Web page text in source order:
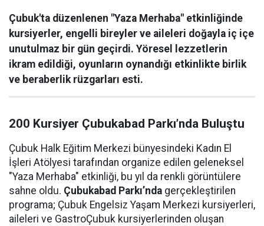
Çubuk'ta düzenlenen "Yaza Merhaba" etkinliğinde
kursiyerler, engelli bireyler ve aileleri doğayla iç içe
unutulmaz bir gün geçirdi. Yöresel lezzetlerin
ikram edildiği, oyunların oynandığı etkinlikte birlik
ve beraberlik rüzgarları esti.
200 Kursiyer Çubukabad Parkı’nda Buluştu
Çubuk Halk Eğitim Merkezi bünyesindeki Kadın El
İşleri Atölyesi tarafından organize edilen geleneksel
"Yaza Merhaba" etkinliği, bu yıl da renkli görüntülere
sahne oldu. Çubukabad Parkı’nda gerçekleştirilen
programa; Çubuk Engelsiz Yaşam Merkezi kursiyerleri,
aileleri ve GastroÇubuk kursiyerlerinden oluşan